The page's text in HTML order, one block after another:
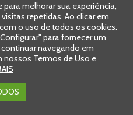
R. Marechal Deodoro, 450, 14º
3323-2124
melhorar sua experiência,
repetidas. Ao clicar em
o uso de todos os cookies.
para fornecer um
navegando em
Termos de Uso e